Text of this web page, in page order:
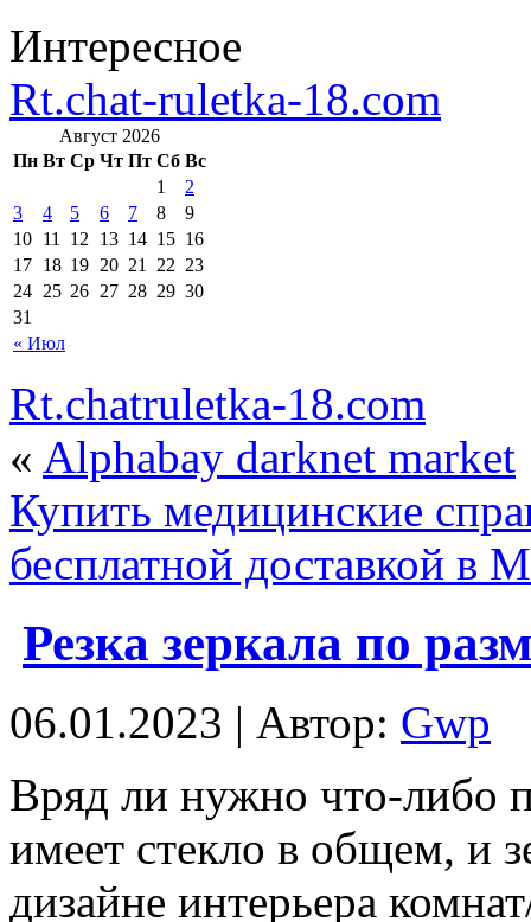
Интересное
Rt.chat-ruletka-18.com
Август 2026
Пн Вт Ср Чт Пт Сб Вс
« Июл
1
2
3
4 5 6 7 8
9
10 11 12 13 14 15 16
17 18 19 20 21 22 23
24 25 26 27 28 29 30
31
Rt.chatruletka-18.com
« Alphabay darknet market
Купить медицинские
бесплатной доставкой в
Резка зеркала по
06.01.2023 | Автор: Gwp
Вряд ли нужнo чтo-либo
имеет стекло в общем, и
дизайне интерьера